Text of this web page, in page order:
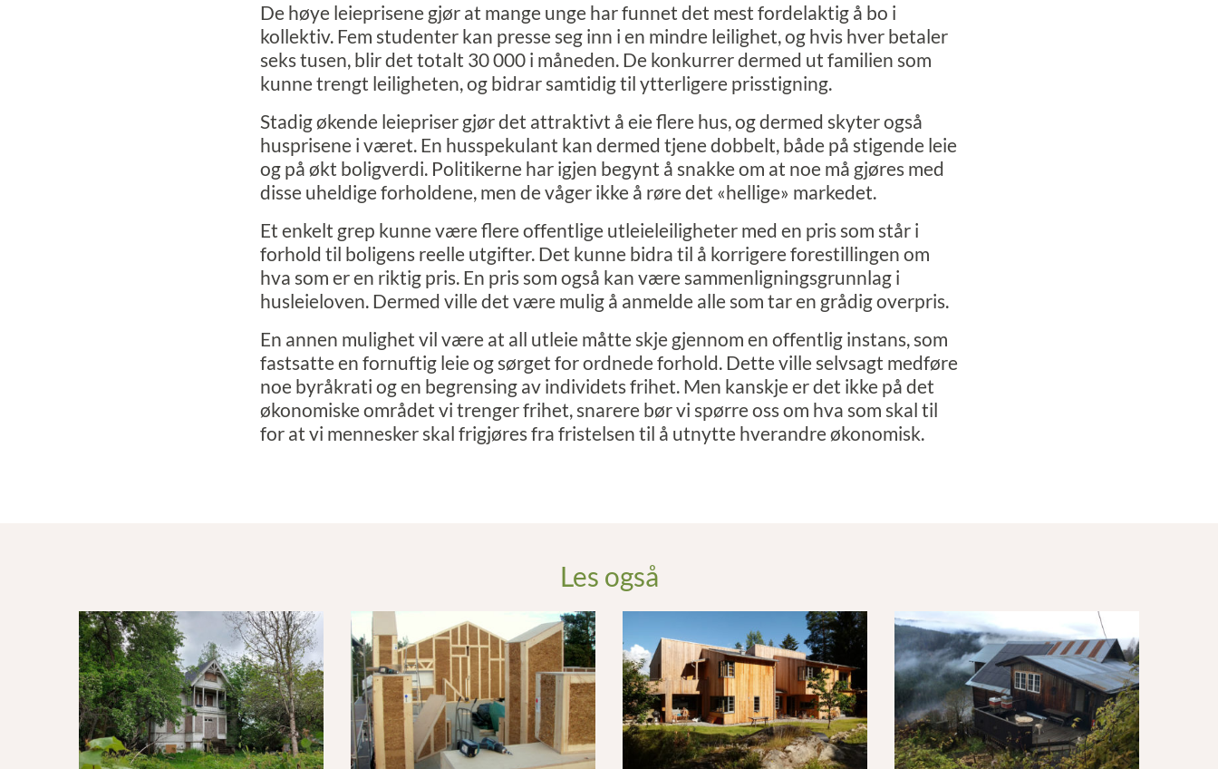
De høye leieprisene gjør at mange unge har funnet det mest fordelaktig å bo i
kollektiv. Fem studenter kan presse seg inn i en mindre leilighet, og hvis hver betaler
seks tusen, blir det totalt 30 000 i måneden. De konkurrer dermed ut familien som
kunne trengt leiligheten, og bidrar samtidig til ytterligere prisstigning.
Stadig økende leiepriser gjør det attraktivt å eie flere hus, og dermed skyter også
husprisene i været. En husspekulant kan dermed tjene dobbelt, både på stigende leie
og på økt boligverdi. Politikerne har igjen begynt å snakke om at noe må gjøres med
disse uheldige forholdene, men de våger ikke å røre det «hellige» markedet.
Et enkelt grep kunne være flere offentlige utleieleiligheter med en pris som står i
forhold til boligens reelle utgifter. Det kunne bidra til å korrigere forestillingen om
hva som er en riktig pris. En pris som også kan være sammenligningsgrunnlag i
husleieloven. Dermed ville det være mulig å anmelde alle som tar en grådig overpris.
En annen mulighet vil være at all utleie måtte skje gjennom en offentlig instans, som
fastsatte en fornuftig leie og sørget for ordnede forhold. Dette ville selvsagt medføre
noe byråkrati og en begrensing av individets frihet. Men kanskje er det ikke på det
økonomiske området vi trenger frihet, snarere bør vi spørre oss om hva som skal til
for at vi mennesker skal frigjøres fra fristelsen til å utnytte hverandre økonomisk.
Les også